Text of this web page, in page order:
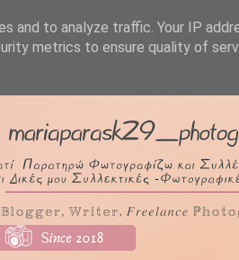
and to analyze traffic. Your IP
metrics to ensure quality of